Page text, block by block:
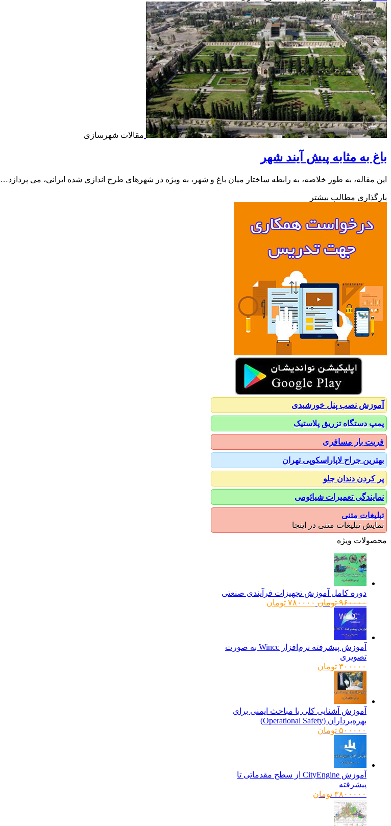
مقالات شهرسازی
باغ به مثابه پیش آیند شهر
این مقاله، به طور خلاصه، به رابطه ساختار میان باغ و شهر، به ویژه در شهرهای طرح اندازی شده ایرانی، می پردازد…
بارگذاری مطالب بیشتر
آموزش نصب پنل خورشیدی
پمپ دستگاه تزریق پلاستیک
فریت بار مسافری
بهترین جراح لاپاراسکوپی تهران
پر کردن دندان جلو
نمایندگی تعمیرات شیائومی
تبلیغات متنی
نمایش تبلیغات متنی در اینجا
محصولات ویژه
دوره کامل آموزش تجهیزات فرآیندی صنعتی
۹۶۰۰۰۰ تومان قیمت
۷۸۰۰۰۰ تومان
آموزش پیشرفته نرم‌افزار Wincc به صورت
تصویری
۳۰۰۰۰۰ تومان
آموزش آشنایی کلی با مباحث ایمنی برای
بهره‌برداران (Operational Safety)
۵۰۰۰۰۰ تومان
آموزش CityEngine از سطح مقدماتی تا
پیشرفته
۳۸۰۰۰۰۰ تومان